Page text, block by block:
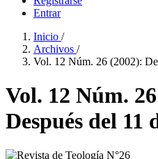
Entrar
Inicio /
Archivos /
Vol. 12 Núm. 26 (2002):
Vol. 12 Núm.
Después del 11